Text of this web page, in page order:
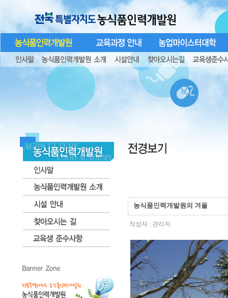
농식품인력개발원의 겨울
작성자 : 관리자